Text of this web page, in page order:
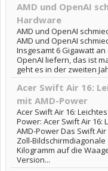
AMD und OpenAI
Hardware
AMD und OpenAI
AMD und OpenAI
Insgesamt 6 Gigawatt an
OpenAI liefern, das ist
geht es in der zweiten
Acer Swift Air 16:
mit AMD-Power
Acer Swift Air 16:
Power: Acer Swift Air 16:
AMD-Power Das Swift
Zoll-Bildschirmdiagonale
Kilogramm auf die
Version...